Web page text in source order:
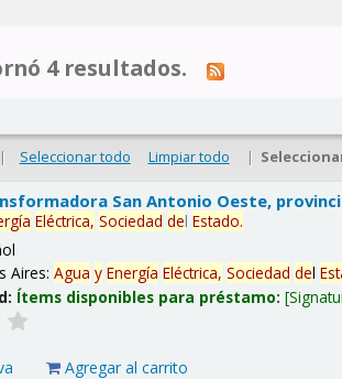
4 resultados.
| Seleccionar todo Limpiar todo |
San Antonio Oeste,
Eléctrica, Sociedad delEstado.
Aires:Agua y Energía Eléctrica, Sociedad del
Ítems disponibles para préstamo:
Agregar al carrito